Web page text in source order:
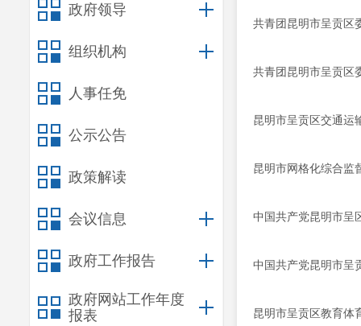
政府领导
组织机构
人事任免
公示公告
政策解读
会议信息
政府工作报告
政府网站工作年度
报表
共青团昆明市呈贡区
共青团昆明市呈贡区
昆明市呈贡区交通运
昆明市网格化综合监
中国共产党昆明市呈
中国共产党昆明市呈
昆明市呈贡区教育体